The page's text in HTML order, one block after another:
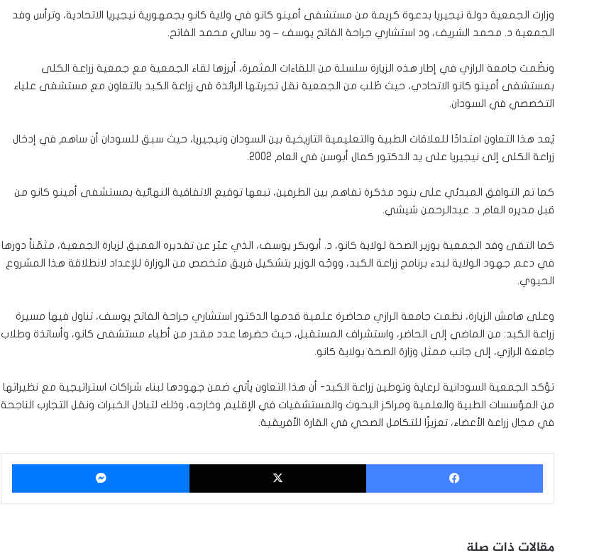
وزارت الجمعية دولة نيجيريا بدعوة كريمة من مستشفى أمينو كانو في ولاية كانو بجمهورية نيجيريا الاتحادية، وترأس وفد
الجمعية د. محمد الشريف، ود استشاري جراحة الفاتح يوسف – ود سالي محمد الفاتح.
ونظّمت جامعة الرازي في إطار هذه الزيارة سلسلة من اللقاءات المثمرة، أبرزها لقاء الجمعية مع جمعية زراعة الكلى
بمستشفى أمينو كانو الاتحادي، حيث طُلب من الجمعية نقل تجربتها الرائدة في زراعة الكبد بالتعاون مع مستشفى علياء
التخصصي في السودان.
يُعد هذا التعاون امتدادًا للعلاقات الطبية والتعليمية التاريخية بين السودان ونيجيريا، حيث سبق للسودان أن ساهم في إدخال
زراعة الكلى إلى نيجيريا على يد الدكتور كمال أبوسن في العام 2002.
كما تم التوافق المبدئي على بنود مذكرة تفاهم بين الطرفين، تبعها توقيع الاتفاقية النهائية بمستشفى أمينو كانو من
قبل مديره العام د. عبدالرحمن شيشي.
كما التقى وفد الجمعية بوزير الصحة لولاية كانو، د. أبوبكر يوسف، الذي عبّر عن تقديره العميق لزيارة الجمعية، مثمّناً دورها
في دعم جهود الولاية لبدء برنامج زراعة الكبد، ووجّه الوزير بتشكيل فريق متخصص من الوزارة للإعداد لانطلاقة هذا المشروع
الحيوي.
وعلى هامش الزيارة، نظمت جامعة الرازي محاضرة علمية قدمها الدكتور استشاري جراحة الفاتح يوسف، تناول فيها مسيرة
زراعة الكبد: من الماضي إلى الحاضر، واستشراف المستقبل، حيث حضرها عدد مقدر من أطباء مستشفى كانو، وأساتذة وطلاب
جامعة الرازي، إلى جانب ممثل وزارة الصحة بولاية كانو.
تؤكد الجمعية السودانية لرعاية وتوطين زراعة الكبد- أن هذا التعاون يأتي ضمن جهودها لبناء شراكات استراتيجية مع نظيراتها
من المؤسسات الطبية والعلمية ومراكز البحوث والمستشفيات في الإقليم وخارجه، وذلك لتبادل الخبرات ونقل التجارب الناجحة
في مجال زراعة الأعضاء، تعزيزًا للتكامل الصحي في القارة الأفريقية.
فيسبوك ‫X
مقالات ذات صلة